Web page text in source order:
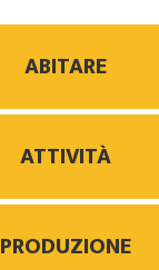
ABITARE
ATTIVITÀ
PRODUZIONE